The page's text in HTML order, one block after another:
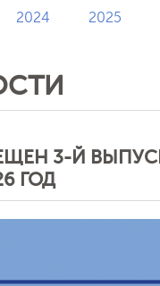
2024 2025
3-Й
ГОД